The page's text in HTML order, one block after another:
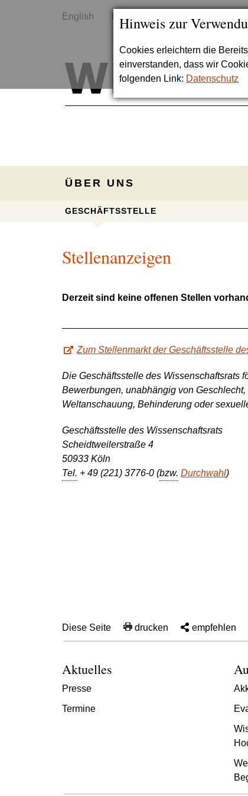
Hinweis zur
Cookies erleichtern die
einverstanden, dass wir
folgenden Link: Datenschutz
English
ÜBER UNS
GESCHÄFTSSTELLE
Stellenanzeigen
Derzeit sind keine offenen Stellen
Zum Stellenmarkt der Geschäftsstelle
Die Geschäftsstelle des Wissenschaftsrats
Bewerbungen, unabhängig von
Weltanschauung, Behinderung oder
Geschäftsstelle des Wissenschaftsrats
Scheidtweilerstraße 4
50933 Köln
Tel. + 49 (221) 3776-0 (bzw. Durchwahl)
Diese Seite drucken empfehlen
Aktuelles
Presse
Termine